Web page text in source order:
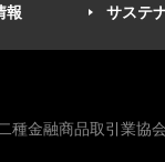
報 サステ
種金融商品取引業協